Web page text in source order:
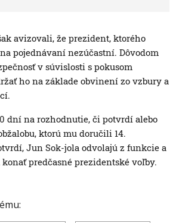
avizovali, že prezident, ktorého
pojednávaní nezúčastní. Dôvodom
v súvislosti s pokusom
ho na základe obvinení zo vzbury a
dní na rozhodnutie, či potvrdí alebo
ktorú mu doručili 14.
Jun Sok-jola odvolajú z funkcie a
predčasné prezidentské voľby.